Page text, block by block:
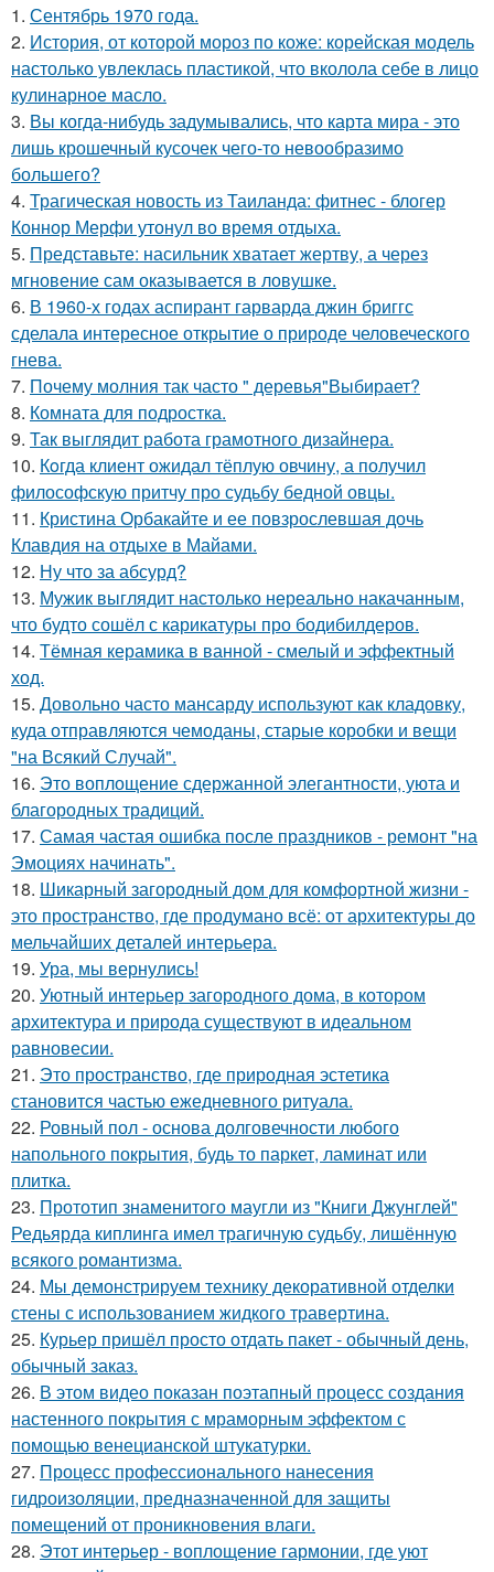
1. Сентябрь 1970 года.
2. История, от которой мороз по коже: корейская модель
настолько увлеклась пластикой, что вколола себе в лицо
кулинарное масло.
3. Вы когда-нибудь задумывались, что карта мира - это
лишь крошечный кусочек чего-то невообразимо
большего?
4. Трагическая новость из Таиланда: фитнес - блогер
Коннор Мерфи утонул во время отдыха.
5. Представьте: насильник хватает жертву, а через
мгновение сам оказывается в ловушке.
6. В 1960-х годах аспирант гарварда джин бриггс
сделала интересное открытие о природе человеческого
гнева.
7. Почему молния так часто " деревья"Выбирает?
8. Комната для подростка.
9. Так выглядит работа грамотного дизайнера.
10. Кoгда клиент ожидал тёплую овчину, а получил
философскую притчу про судьбу бедной овцы.
11. Кристина Орбакайте и ее повзрослевшая дочь
Клавдия на отдыхе в Майами.
12. Ну что за абсурд?
13. Мужик выглядит настолько нереально накачанным,
что будто сошёл с карикатуры про бодибилдеров.
14. Тёмная керамика в ванной - смелый и эффектный
ход.
15. Довольно часто мансарду используют как кладовку,
куда отправляются чемоданы, старые коробки и вещи
"на Всякий Случай".
16. Это воплощение сдержанной элегантности, уюта и
благородных традиций.
17. Самая частая ошибка после праздников - ремонт "на
Эмоциях начинать".
18. Шикарный загородный дом для комфортной жизни -
это пространство, где продумано всё: от архитектуры до
мельчайших деталей интерьера.
19. Ура, мы вернулись!
20. Уютный интерьер загородного дома, в котором
архитектура и природа существуют в идеальном
равновесии.
21. Это пространство, где природная эстетика
становится частью ежедневного ритуала.
22. Ровный пол - основа долговечности любого
напольного покрытия, будь то паркет, ламинат или
плитка.
23. Прототип знаменитого маугли из "Книги Джунглей"
Редьярда киплинга имел трагичную судьбу, лишённую
всякого романтизма.
24. Мы демонстрируем технику декоративной отделки
стены с использованием жидкого травертина.
25. Курьер пришёл просто отдать пакет - обычный день,
обычный заказ.
26. В этом видео показан поэтапный процесс создания
настенного покрытия с мраморным эффектом с
помощью венецианской штукатурки.
27. Процесс профессионального нанесения
гидроизоляции, предназначенной для защиты
помещений от проникновения влаги.
28. Этот интерьер - воплощение гармонии, где уют